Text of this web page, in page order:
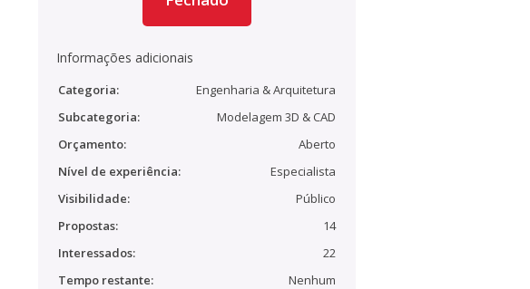
Informações adicionais
Categoria:
Engenharia & Arquitetura
Subcategoria:
Modelagem 3D & CAD
Orçamento:
Aberto
Nível de experiência:
Especialista
Visibilidade:
Público
Propostas:
14
Interessados:
22
Tempo restante:
Nenhum